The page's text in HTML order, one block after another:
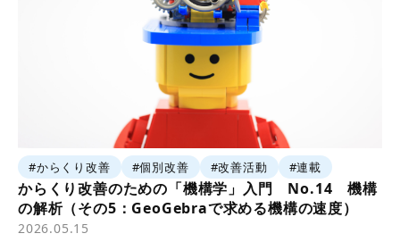
#からくり改善 #個別改善 #改善活動 #連載
からくり改善のための「機構学」入門 No.14 機構
の解析（その5：GeoGebraで求める機構の速度）
2026.05.15